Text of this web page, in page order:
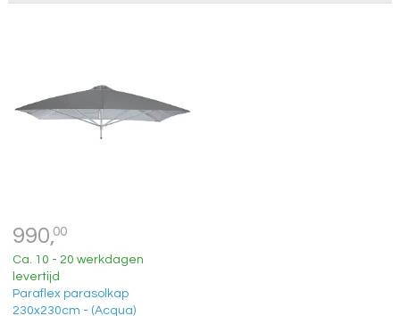
990,00
Ca. 10 - 20 werkdagen
levertijd
Paraflex parasolkap
230x230cm - (Acqua)